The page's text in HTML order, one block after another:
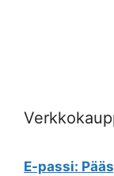
E-passi: